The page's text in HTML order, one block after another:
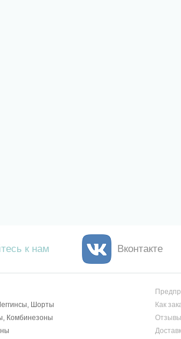
к нам Вконтакте
Шорты
Комбинезоны
Как
Отзывы